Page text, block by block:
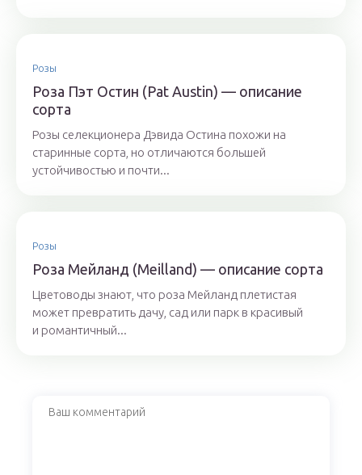
Розы
Роза Пэт Остин (Pat Austin) — описание
сорта
Розы селекционера Дэвида Остина похожи на
старинные сорта, но отличаются большей
устойчивостью и почти...
Розы
Роза Мейланд (Meilland) — описание сорта
Цветоводы знают, что роза Мейланд плетистая
может превратить дачу, сад или парк в красивый
и романтичный...